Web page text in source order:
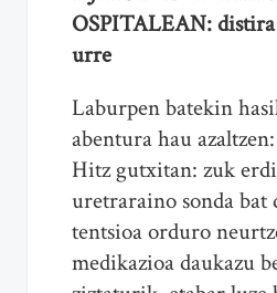
OSPITALEAN:
urre
Laburpen batekin
abentura hau
Hitz gutxitan: zuk
uretraraino sonda bat
tentsioa orduro
medikazioa daukazu